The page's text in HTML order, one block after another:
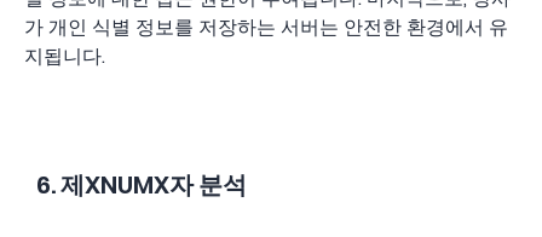
가 개인 식별 정보를 저장하는 서버는 안전한 환경에서 유
지됩니다.
6. 제XNUMX자 분석